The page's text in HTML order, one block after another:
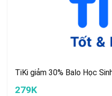
TiKi giảm 30% Balo Học
279K